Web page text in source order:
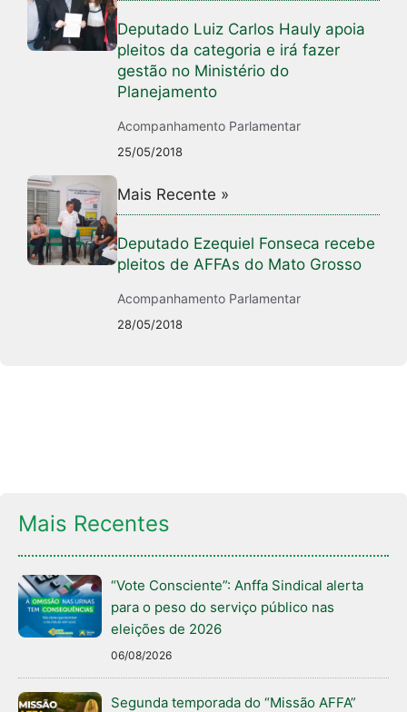
Deputado Luiz Carlos Hauly apoia
pleitos da categoria e irá fazer
gestão no Ministério do
Planejamento
Acompanhamento Parlamentar
25/05/2018
Mais Recente »
Deputado Ezequiel Fonseca recebe
pleitos de AFFAs do Mato Grosso
Acompanhamento Parlamentar
28/05/2018
Mais Recentes
“Vote Consciente”: Anffa Sindical alerta
para o peso do serviço público nas
eleições de 2026
06/08/2026
Segunda temporada do “Missão AFFA”